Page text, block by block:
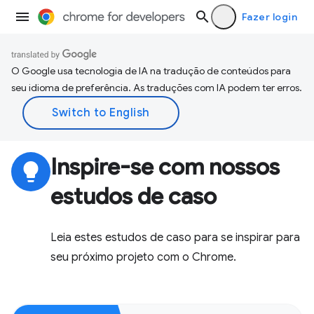
Fazer login
O Google usa tecnologia de IA na tradução de conteúdos para
seu idioma de preferência. As traduções com IA podem ter erros.
lightbulb Inspire-se com nossos
estudos de caso
Leia estes estudos de caso para se inspirar para
seu próximo projeto com o Chrome.